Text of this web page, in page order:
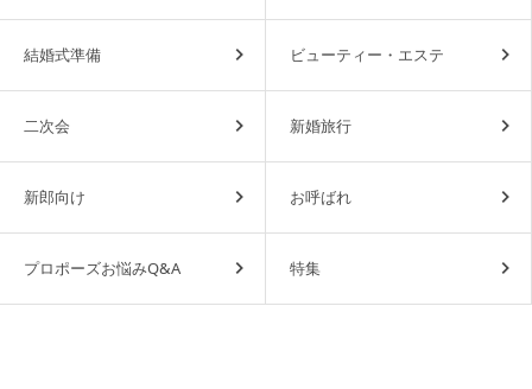
結婚式準備 ビューティー・エステ
二次会 新婚旅行
新郎向け お呼ばれ
プロポーズお悩みQ&A 特集